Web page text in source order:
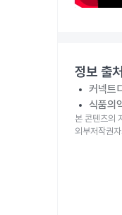
정보 출처
커넥트
식품의
본 콘텐츠의
외부저작권